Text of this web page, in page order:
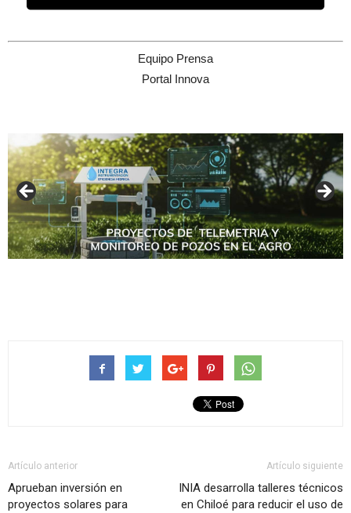
Equipo Prensa
Portal Innova
Artículo anterior
Aprueban inversión en
proyectos solares para
Artículo siguiente
INIA desarrolla talleres técnicos
en Chiloé para reducir el uso de